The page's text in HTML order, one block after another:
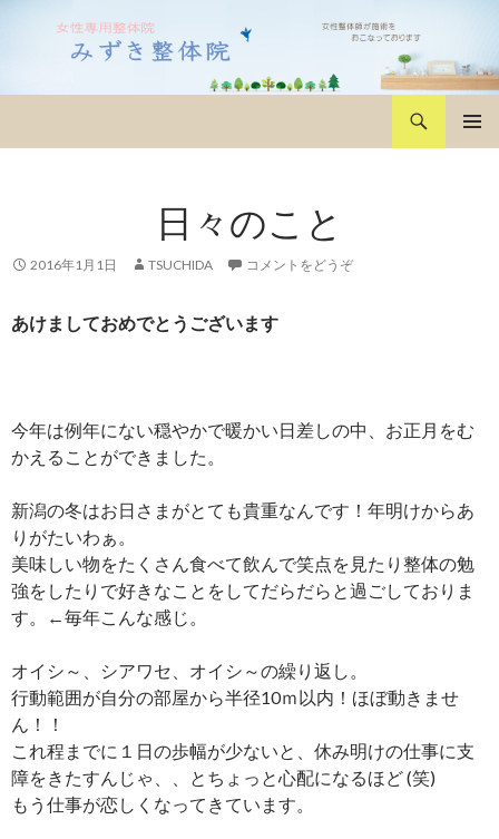
へ
日々のこと
2016年1月1日 TSUCHIDA コメントをどうぞ
あけましておめでとうございます
今年は例年にない穏やかで暖かい日差しの中、お正月をむ
かえることができました。
新潟の冬はお日さまがとても貴重なんです！年明けからあ
りがたいわぁ。
美味しい物をたくさん食べて飲んで笑点を見たり整体の勉
強をしたりで好きなことをしてだらだらと過ごしておりま
す。←毎年こんな感じ。
オイシ～、シアワセ、オイシ～の繰り返し。
行動範囲が自分の部屋から半径10ｍ以内！ほぼ動きませ
ん！！
これ程までに１日の歩幅が少ないと、休み明けの仕事に支
障をきたすんじゃ、、とちょっと心配になるほど (笑)
もう仕事が恋しくなってきています。